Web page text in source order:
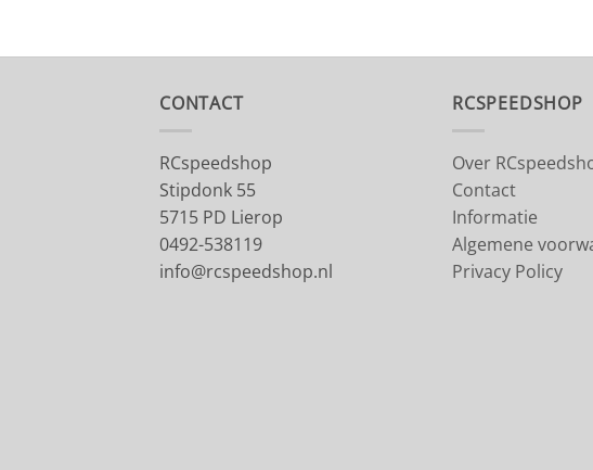
CONTACT
RCspeedshop
Stipdonk 55
5715 PD Lierop
0492-538119
info@rcspeedshop.nl
RCSPEEDSHOP
Over
Contact
Informatie
Algemene
Privacy Policy